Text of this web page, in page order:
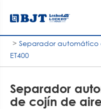
Sistema de
Separador
ET400
Separador
de cojín de aire